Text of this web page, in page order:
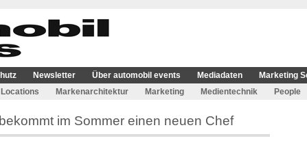
Newsletter Über automobil events Mediadaten
Marketing
Locations Markenarchitektur Marketing Medientechnik People
im Sommer einen neuen Chef